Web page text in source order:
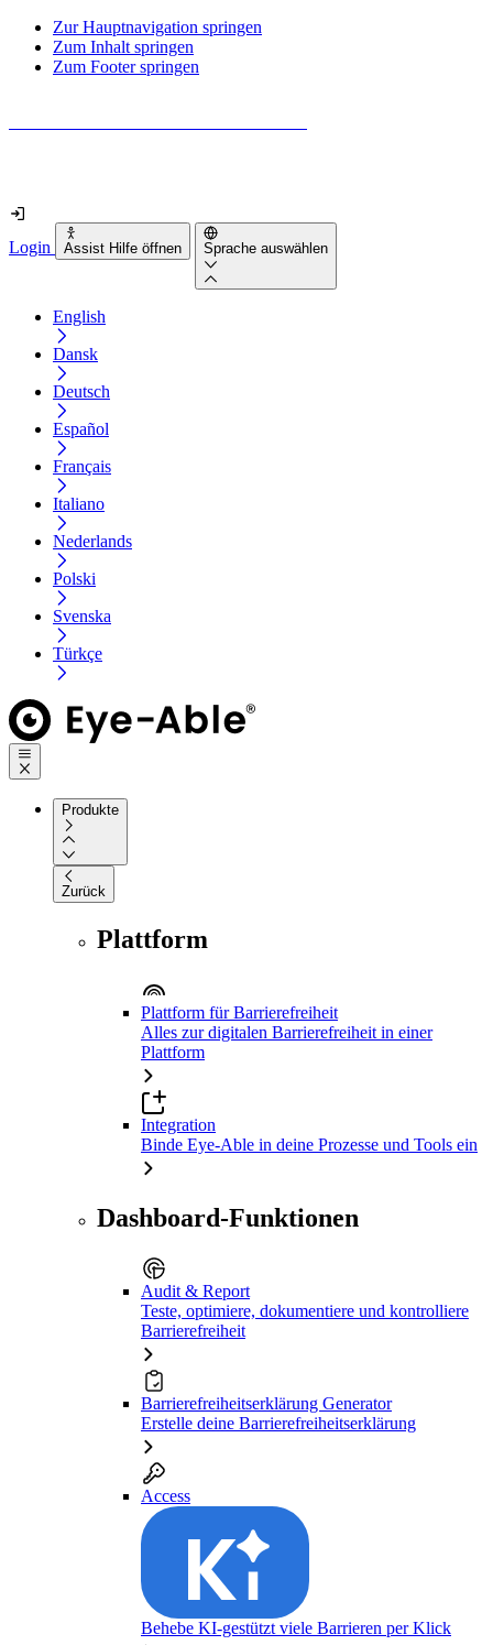
Zur Hauptnavigation springen
Zum Inhalt springen
Zum Footer springen
Login Assist Hilfe öffnen Sprache auswählen
English
Dansk
Deutsch
Español
Français
Italiano
Nederlands
Polski
Svenska
Türkçe
Produkte
Zurück
Plattform
Plattform für Barrierefreiheit
Alles zur digitalen Barrierefreiheit in einer
Plattform
Integration
Binde Eye-Able in deine Prozesse und Tools ein
Dashboard-Funktionen
Audit & Report
Teste, optimiere, dokumentiere und kontrolliere
Barrierefreiheit
Barrierefreiheitserklärung Generator
Erstelle deine Barrierefreiheitserklärung
Access
Behebe KI-gestützt viele Barrieren per Klick